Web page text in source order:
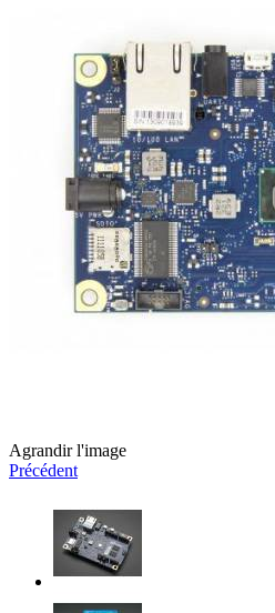
Agrandir l'image
Précédent